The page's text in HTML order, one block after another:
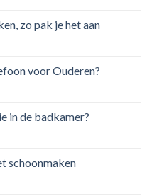
zo pak je het aan
voor Ouderen?
in de badkamer?
schoonmaken